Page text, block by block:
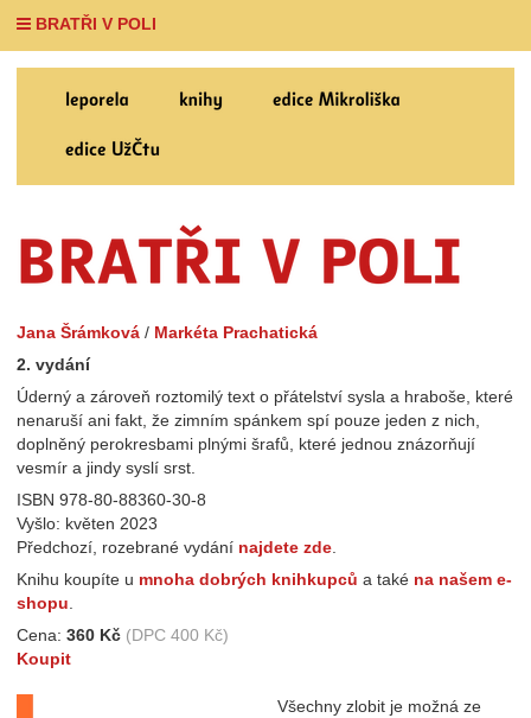
BRATŘI V POLI
Jana Šrámková / Markéta Prachatická
2. vydání
Úderný a zároveň roztomilý text o přátelství sysla a hraboše, které
nenaruší ani fakt, že zimním spánkem spí pouze jeden z nich,
doplněný perokresbami plnými šrafů, které jednou znázorňují
vesmír a jindy syslí srst.
ISBN 978-80-88360-30-8
Vyšlo: květen 2023
Předchozí, rozebrané vydání najdete zde
Knihu koupíte u mnoha dobrých knihkupců a také na našem e-
shopu
Cena: 360 Kč (DPC 400 Kč)
Koupit
Všechny zlobit je možná ze